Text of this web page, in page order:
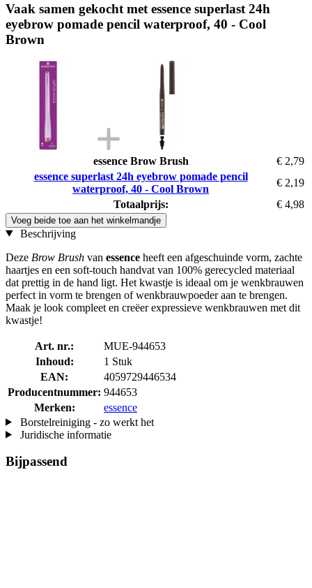
Vaak samen gekocht met essence superlast 24h
eyebrow pomade pencil waterproof, 40 - Cool
Brown
essence Brow Brush
€ 2,79
essence superlast 24h eyebrow pomade pencil
waterproof, 40 - Cool Brown
€ 2,19
Totaalprijs:
€ 4,98
Voeg beide toe aan het winkelmandje
Beschrijving
Deze Brow Brush van essence heeft een afgeschuinde vorm, zachte
haartjes en een soft-touch handvat van 100% gerecycled materiaal
dat prettig in de hand ligt. Het kwastje is ideaal om je wenkbrauwen
perfect in vorm te brengen of wenkbrauwpoeder aan te brengen.
Maak je look compleet en creëer expressieve wenkbrauwen met dit
kwastje!
Art. nr.:
MUE-944653
Inhoud:
1 Stuk
EAN:
4059729446534
Producentnummer: 944653
Merken:
essence
Borstelreiniging - zo werkt het
Juridische informatie
Bijpassend